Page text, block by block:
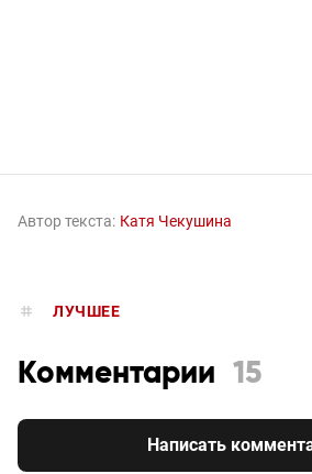
Автор текста: Катя Чекушина
ЛУЧШЕЕ
Комментарии 15
Написать